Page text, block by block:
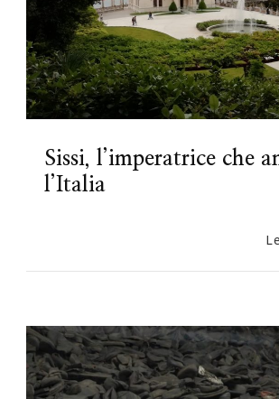
Sissi, l’imperatrice che
l’Italia